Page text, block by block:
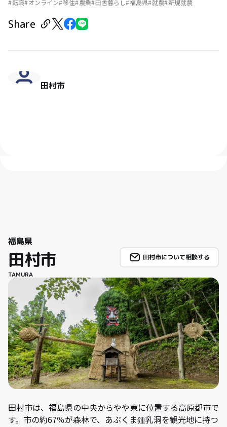
転職 オンライン 移住 農業 田舎暮らし 福島県 就農 新規就農
Share
田村市
福島県
田村市
TAMURA
田村市について相談する
田村市は、福島県の中央からやや東に位置する高原都市で
す。市の約67％が森林で、あぶくま鍾乳洞を観光地に持つ